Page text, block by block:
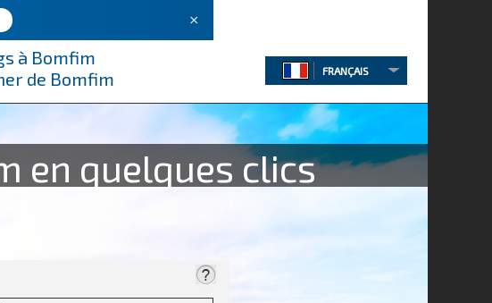
×
à Bomfim
de Bomfim
FRANÇAIS
en quelques clics